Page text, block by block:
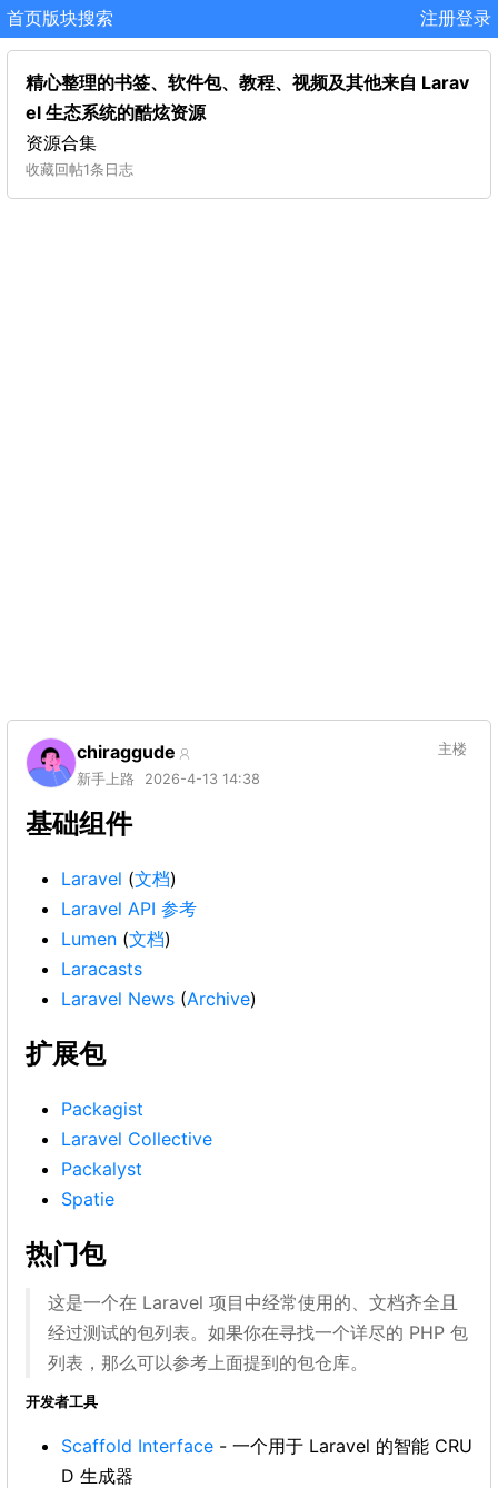
首页版块搜索 注册登录
精心整理的书签、软件包、教程、视频及其他来自 Larav
el 生态系统的酷炫资源
资源合集
收藏回帖1条日志
chiraggude
新手上路 2026-4-13 14:38
主楼
基础组件
Laravel (文档)
Laravel API 参考
Lumen (文档)
Laracasts
Laravel News (Archive)
扩展包
Packagist
Laravel Collective
Packalyst
Spatie
热门包
这是一个在 Laravel 项目中经常使用的、文档齐全且
经过测试的包列表。如果你在寻找一个详尽的 PHP 包
列表，那么可以参考上面提到的包仓库。
开发者工具
Scaffold Interface - 一个用于 Laravel 的智能 CRU
D 生成器